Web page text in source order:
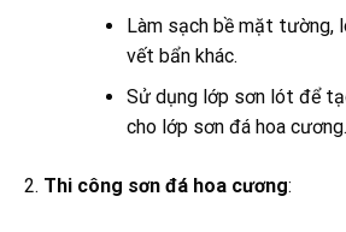
Làm sạch bề mặt tường,
vết bẩn khác.
Sử dụng lớp sơn lót để
cho lớp sơn đá hoa cương.
Thi công sơn đá hoa cương: